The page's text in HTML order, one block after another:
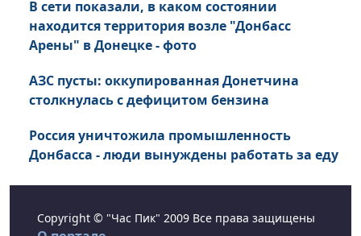
В сети показали, в каком состоянии
находится территория возле "Донбасс
Арены" в Донецке - фото
АЗС пусты: оккупированная Донетчина
столкнулась с дефицитом бензина
Россия уничтожила промышленность
Донбасса - люди вынуждены работать за еду
Copyright © "Час Пик" 2009 Все права защищены